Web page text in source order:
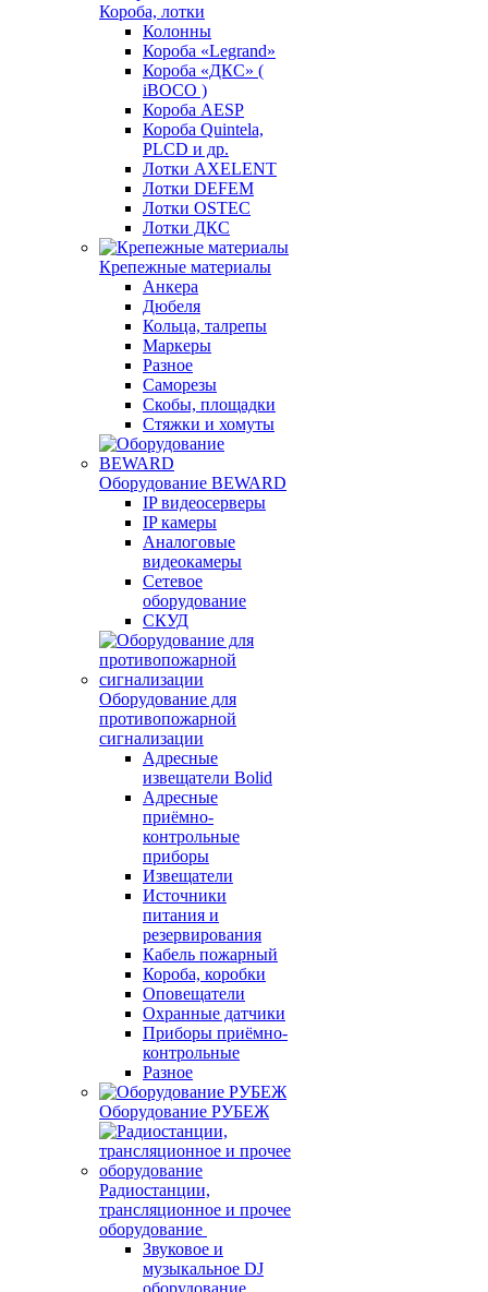
Короба, лотки
Колонны
Короба «Legrand»
Короба «ДКС» (
iBOCO )
Короба AESP
Короба Quintela,
PLCD и др.
Лотки AXELENT
Лотки DEFEM
Лотки OSTEC
Лотки ДКС
Крепежные материалы
Анкера
Дюбеля
Кольца, талрепы
Маркеры
Разное
Саморезы
Скобы, площадки
Стяжки и хомуты
Оборудование BEWARD
IP видеосерверы
IP камеры
Аналоговые
видеокамеры
Сетевое
оборудование
СКУД
Оборудование для
противопожарной
сигнализации
Адресные
извещатели Bolid
Адресные
приёмно-
контрольные
приборы
Извещатели
Источники
питания и
резервирования
Кабель пожарный
Короба, коробки
Оповещатели
Охранные датчики
Приборы приёмно-
контрольные
Разное
Оборудование РУБЕЖ
Радиостанции,
трансляционное и прочее
оборудование
Звуковое и
музыкальное DJ
оборудование